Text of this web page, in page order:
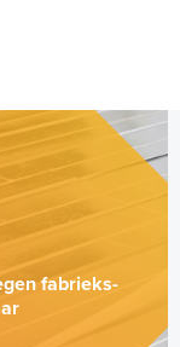
fabrieks-